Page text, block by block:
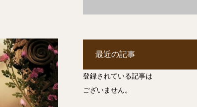
最近の記事
登録されている記事は
ございません。